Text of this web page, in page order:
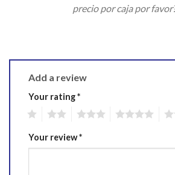
precio por caja por
Add a review
Your rating*
Your review*